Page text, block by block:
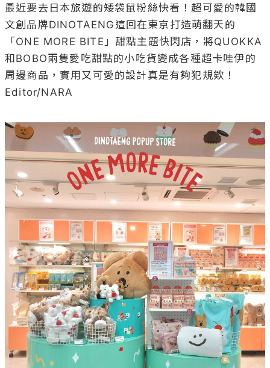
最近要去日本旅遊的矮袋鼠粉絲快看！超可愛的韓國
文創品牌DINOTAENG這回在東京打造萌翻天的
「ONE MORE BITE」甜點主題快閃店，將QUOKKA
和BOBO兩隻愛吃甜點的小吃貨變成各種超卡哇伊的
周邊商品，實用又可愛的設計真是有夠犯規欸！
Editor/NARA